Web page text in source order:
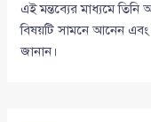
এই মন্তব্যের মাধ্যমে তিনি
বিষয়টি সামনে আনেন
জানান।